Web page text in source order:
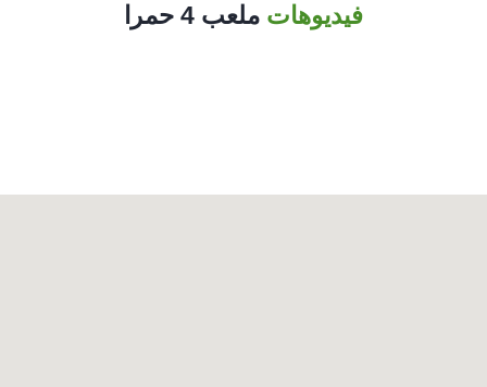
فيديوهاتملعب 4 حمرا